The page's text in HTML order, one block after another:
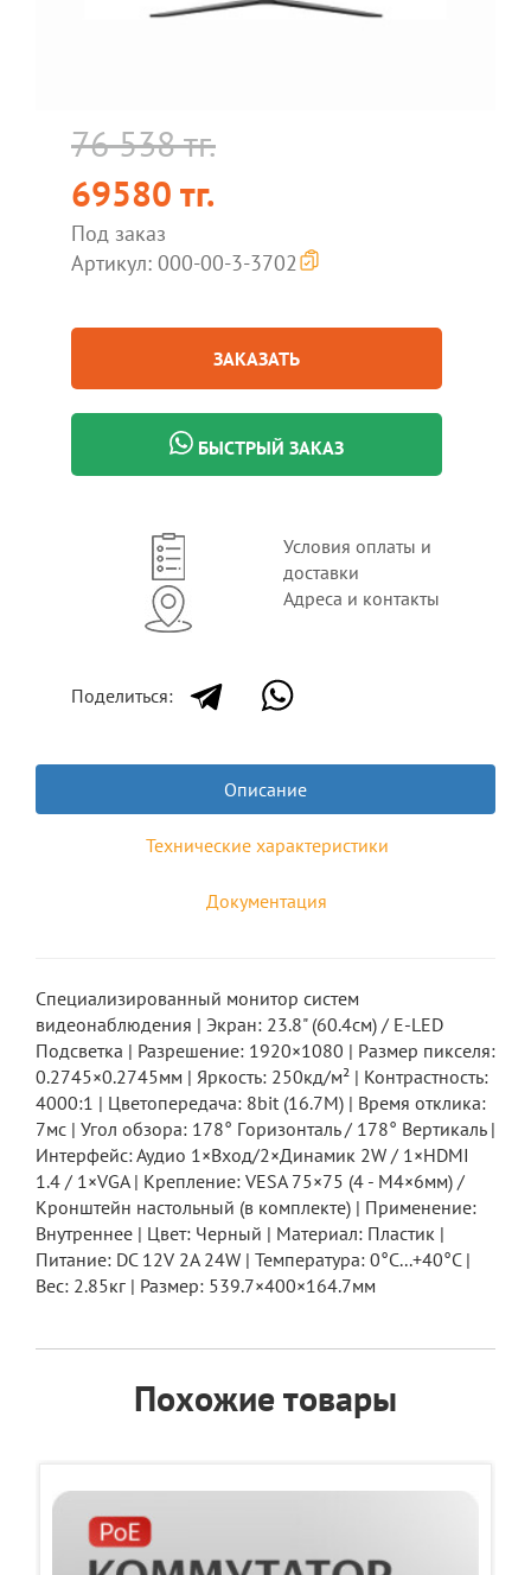
76 538 тг.
69580 тг.
Под заказ
Артикул: 000-00-3-3702
ЗАКАЗАТЬ
БЫСТРЫЙ ЗАКАЗ
Условия оплаты и
доставки
Адреса и контакты
Поделиться:
Описание
Технические характеристики
Документация
Специализированный монитор систем
видеонаблюдения | Экpaн: 23.8" (60.4см) / E-LED
Подсветка | Разрешение: 1920×1080 | Рaзмep пикceля:
0.2745×0.2745мм | Яpкocть: 250кд/м² | Koнтpacтнocть:
4000:1 | Цвeтопередача: 8bit (16.7M) | Вpeмя oткликa:
7мc | Угoл oбзopa: 178° Гopизoнтaль / 178° Вepтикaль |
Интерфейс: Аудио 1×Вход/2×Динамик 2W / 1×HDMI
1.4 / 1×VGA | Крепление: VESA 75×75 (4 - M4×6мм) /
Кронштейн настольный (в комплекте) | Применение:
Внутреннее | Цвет: Черный | Материал: Пластик |
Питание: DC 12V 2А 24W | Температура: 0°C...+40°C |
Вес: 2.85кг | Размер: 539.7×400×164.7мм
Похожие товары